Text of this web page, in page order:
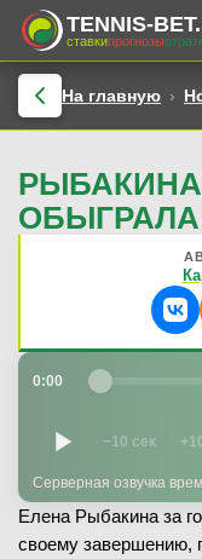
TENNIS-
ставкипрогнозы
На главную
0:00
−10 сек
Серверная озвучка
Елена Рыбакина за
своему завершению,